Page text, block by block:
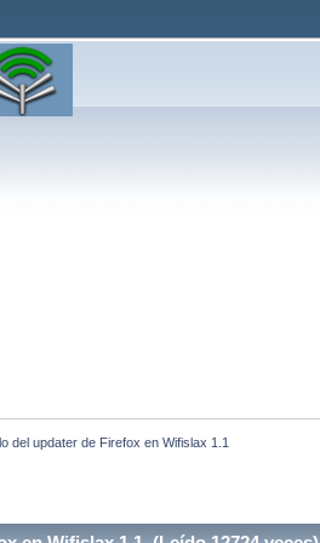
del updater de Firefox en Wifislax 1.1